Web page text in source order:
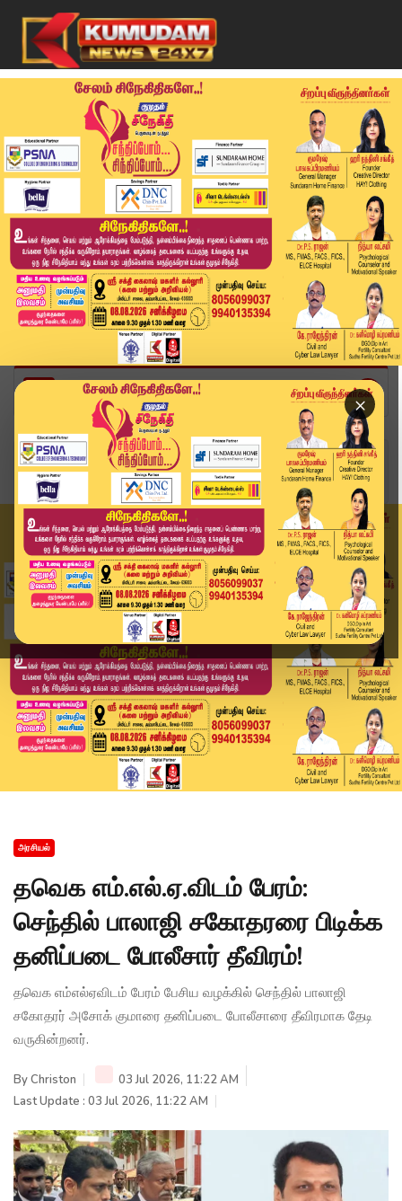
×
Home
அரசியல்
தவெக எம்.எல்.ஏ.விடம் பேரம்: செந்தில் பாலாஜி சகோ...
அரசியல்
தவெக எம்.எல்.ஏ.விடம் பேரம்:
செந்தில் பாலாஜி சகோதரரை பிடிக்க
தனிப்படை போலீசார் தீவிரம்!
தவெக எம்எல்ஏவிடம் பேரம் பேசிய வழக்கில் செந்தில் பாலாஜி
சகோதரர் அசோக் குமாரை தனிப்படை போலீசாரை தீவிரமாக தேடி
வருகின்றனர்.
ByChriston
03 Jul 2026, 11:22 AM
Last Update : 03 Jul 2026, 11:22 AM